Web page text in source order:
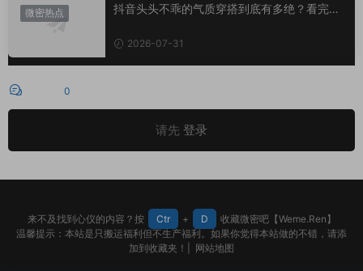
微密热点
抖音头头不乖的气质穿搭到底有多绝？看完想
2026-07-31
0
请先 登录
来不及找到心仪的内容？按 Ctr + D
收藏微密吧【Weme.Ren】
温馨提示：本站是只搬运福利但不生产福利。如果你觉得本站做的不错，请添
加到收藏夹！| 网站地图